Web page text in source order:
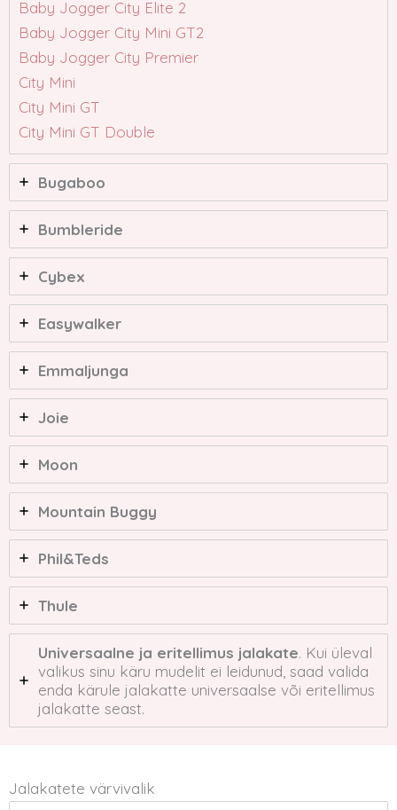
Baby Jogger City Elite 2
Baby Jogger City Mini GT2
Baby Jogger City Premier
City Mini
City Mini GT
City Mini GT Double
Bugaboo
Bumbleride
Cybex
Easywalker
Emmaljunga
Joie
Moon
Mountain Buggy
Phil&Teds
Thule
Universaalne ja eritellimus jalakate. Kui üleval
valikus sinu käru mudelit ei leidunud, saad valida
enda kärule jalakatte universaalse või eritellimus
jalakatte seast.
Jalakatete värvivalik